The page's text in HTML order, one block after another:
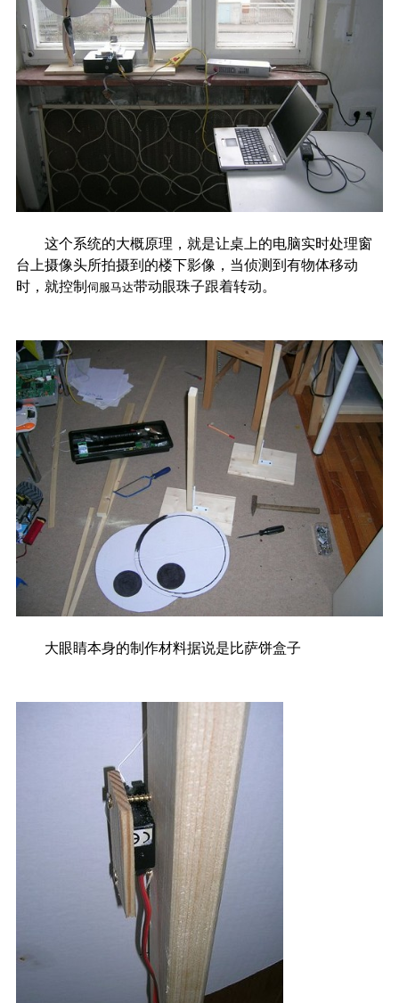
这个系统的大概原理，就是让桌上的电脑实时处理窗
台上摄像头所拍摄到的楼下影像，当侦测到有物体移动
时，就控制 伺服马达带动眼珠子跟着转动。
大眼睛本身的制作材料据说是比萨饼盒子